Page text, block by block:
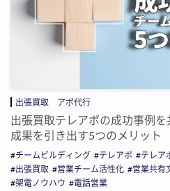
出張買取 アポ代行
出張買取テレアポの成功事例
成果を引き出す5つのメリット
チームビルディング テレアポ テレア
出張買取
営業チーム活性化 営業共有
架電ノウハウ
電話営業